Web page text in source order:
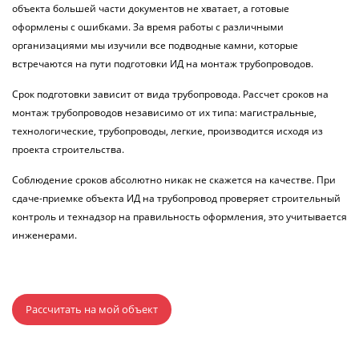
объекта большей части документов не хватает, а готовые
оформлены с ошибками. За время работы с различными
организациями мы изучили все подводные камни, которые
встречаются на пути подготовки ИД на монтаж трубопроводов.
Срок подготовки зависит от вида трубопровода. Рассчет сроков на
монтаж трубопроводов независимо от их типа: магистральные,
технологические, трубопроводы, легкие, производится исходя из
проекта строительства.
Соблюдение сроков абсолютно никак не скажется на качестве. При
сдаче-приемке объекта ИД на трубопровод проверяет строительный
контроль и технадзор на правильность оформления, это учитывается
инженерами.
Рассчитать на мой объект